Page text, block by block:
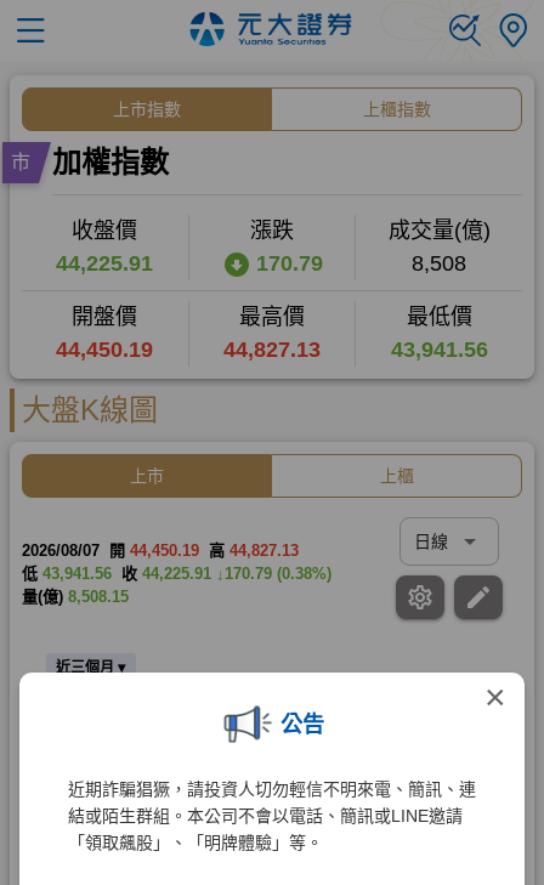
×
公告
近期詐騙猖獗，請投資人切勿輕信不明來電、簡訊、連
結或陌生群組。本公司不會以電話、簡訊或LINE邀請
「領取飆股」、「明牌體驗」等。